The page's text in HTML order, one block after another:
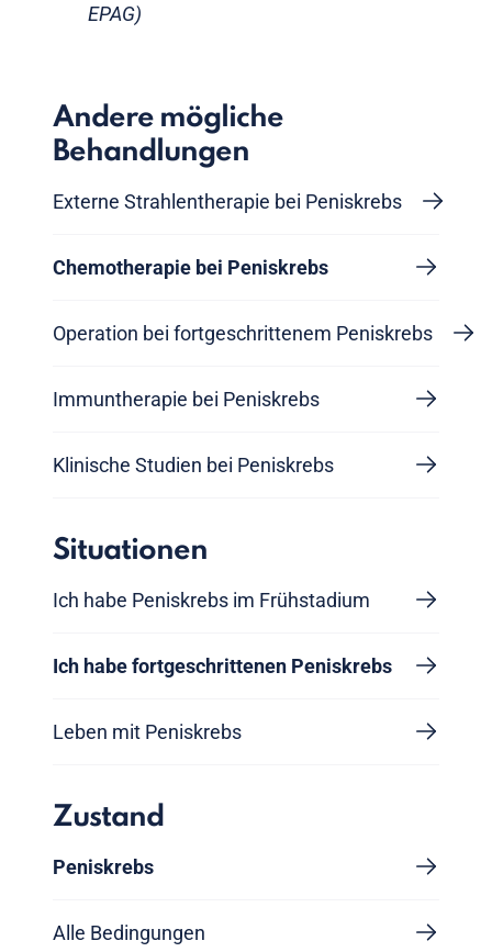
EPAG)
Andere mögliche
Behandlungen
Externe Strahlentherapie bei Peniskrebs
Chemotherapie bei Peniskrebs
Operation bei fortgeschrittenem Peniskrebs
Immuntherapie bei Peniskrebs
Klinische Studien bei Peniskrebs
Situationen
Ich habe Peniskrebs im Frühstadium
Ich habe fortgeschrittenen Peniskrebs
Leben mit Peniskrebs
Zustand
Peniskrebs
Alle Bedingungen